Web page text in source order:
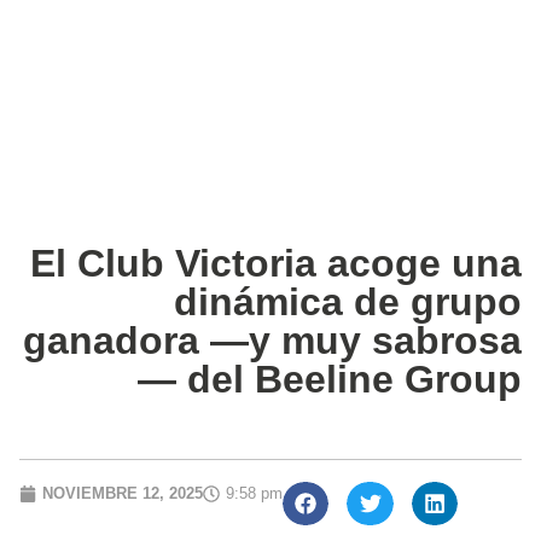
El Club Victoria acoge una
dinámica de grupo
ganadora —y muy sabrosa
— del Beeline Group
NOVIEMBRE 12, 2025 9:58 pm